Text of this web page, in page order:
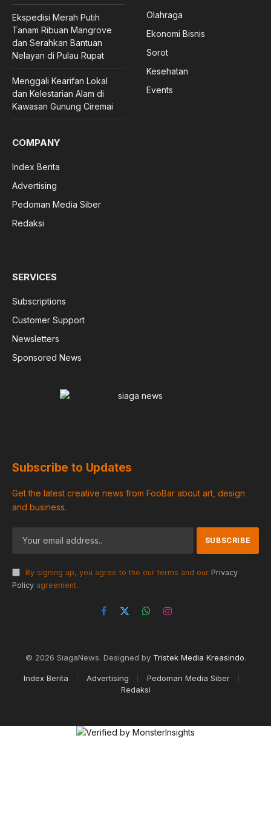
Ekspedisi Merah Putih
Tanam Ribuan Mangrove
dan Serahkan Bantuan
Nelayan di Pulau Rupat
Menggali Kearifan Lokal
dan Kelestarian Alam di
Kawasan Gunung Ciremai
Olahraga
Ekonomi Bisnis
Sorot
Kesehatan
Events
COMPANY
Index Berita
Advertising
Pedoman Media Siber
Redaksi
SERVICES
Subscriptions
Customer Support
Newsletters
Sponsored News
Subscribe to Updates
Get the latest creative news from FooBar about art, design
and business.
By signing up, you agree to the our terms and our Privacy
Policy agreement.
Facebook
X
WhatsAppInstagram
© 2026 SiagaNews. Designed by Tristek Media Kreasindo.
Index Berita Advertising
Pedoman Media Siber
Redaksi